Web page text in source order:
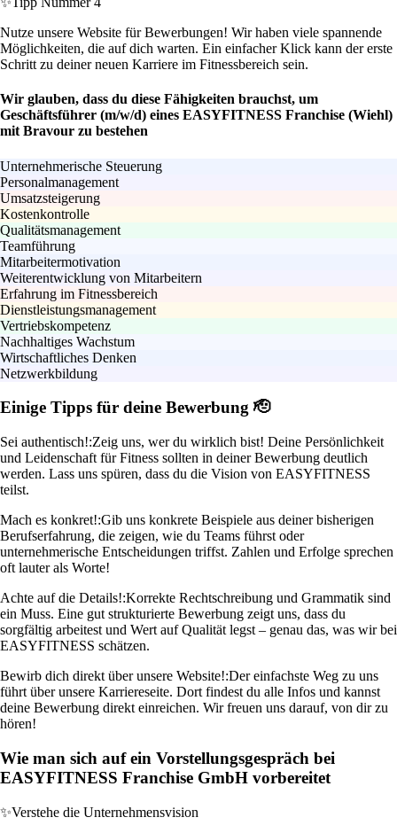
Nutze unsere Website für Bewerbungen! Wir haben viele spannende
Möglichkeiten, die auf dich warten. Ein einfacher Klick kann der erste
Schritt zu deiner neuen Karriere im Fitnessbereich sein.
Wir glauben, dass du diese Fähigkeiten brauchst, um
Geschäftsführer (m/w/d) eines EASYFITNESS Franchise (Wiehl)
mit Bravour zu bestehen
Unternehmerische Steuerung
Personalmanagement
Umsatzsteigerung
Kostenkontrolle
Qualitätsmanagement
Teamführung
Mitarbeitermotivation
Weiterentwicklung von Mitarbeitern
Erfahrung im Fitnessbereich
Dienstleistungsmanagement
Vertriebskompetenz
Nachhaltiges Wachstum
Wirtschaftliches Denken
Netzwerkbildung
Einige Tipps für deine Bewerbung 🫡
Sei authentisch!:Zeig uns, wer du wirklich bist! Deine Persönlichkeit
und Leidenschaft für Fitness sollten in deiner Bewerbung deutlich
werden. Lass uns spüren, dass du die Vision von EASYFITNESS
teilst.
Mach es konkret!:Gib uns konkrete Beispiele aus deiner bisherigen
Berufserfahrung, die zeigen, wie du Teams führst oder
unternehmerische Entscheidungen triffst. Zahlen und Erfolge sprechen
oft lauter als Worte!
Achte auf die Details!:Korrekte Rechtschreibung und Grammatik sind
ein Muss. Eine gut strukturierte Bewerbung zeigt uns, dass du
sorgfältig arbeitest und Wert auf Qualität legst – genau das, was wir bei
EASYFITNESS schätzen.
Bewirb dich direkt über unsere Website!:Der einfachste Weg zu uns
führt über unsere Karriereseite. Dort findest du alle Infos und kannst
deine Bewerbung direkt einreichen. Wir freuen uns darauf, von dir zu
hören!
Wie man sich auf ein Vorstellungsgespräch bei
EASYFITNESS Franchise GmbH vorbereitet
✨Verstehe die Unternehmensvision